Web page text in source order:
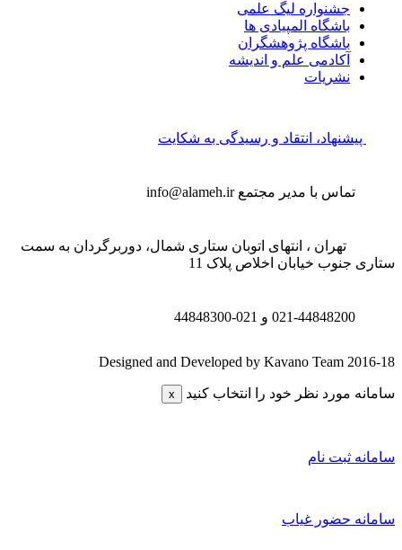
جشنواره لیگ علمی
باشگاه المپیادی ها
باشگاه پژوهشگران
آکادمی علم و اندیشه
نشریات
پیشنهاد، انتقاد و رسیدگی به شکایت
تماس با مدیر مجتمعinfo@alameh.ir
تهران ، انتهای اتوبان ستاری شمال، دوربرگردان به سمت
جنوب خیابان اخلاص پلاک 11
021-44848200 و 021-44848300
Designed and Developed by Kavano Team 2016-
مورد نظر خود را انتخاب کنید
ثبت نام
حضور غیاب